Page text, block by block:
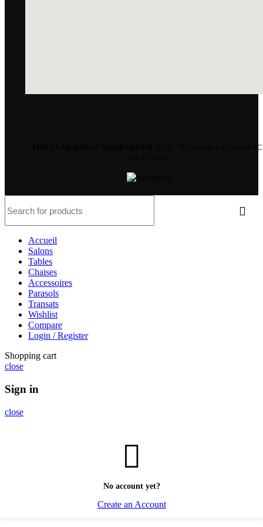
2023>. PREMIUM E-
Accueil
Salons
Tables
Chaises
Accessoires
Parasols
Transats
Wishlist
Compare
Login / Register
Shopping cart
close
Sign in
close
No account yet?
Create an Account